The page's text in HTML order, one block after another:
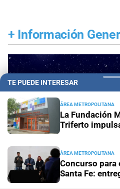
+ Información
TE PUEDE INTERESAR
ÁREA METROPOLITANA
La Fundación
Triferto
cáncer
ÁREA METROPOLITANA
Concurso para
Santa Fe: